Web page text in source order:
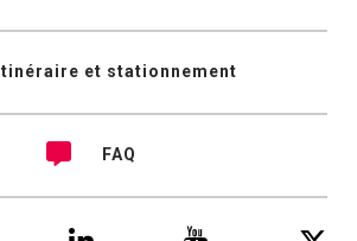
Itinéraire et stationnement
FAQ